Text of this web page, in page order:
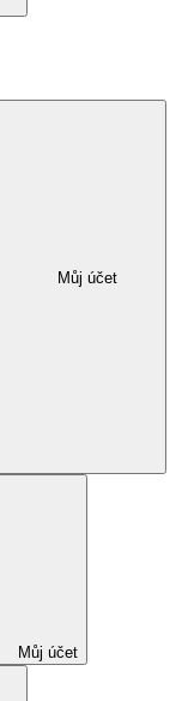
Můj účet
Můj účet